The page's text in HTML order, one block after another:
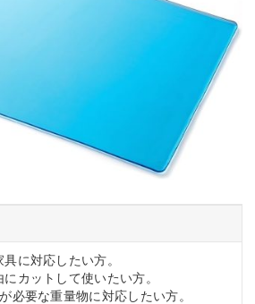
に対応したい方。
カットして使いたい方。
必要な重量物に対応したい方。